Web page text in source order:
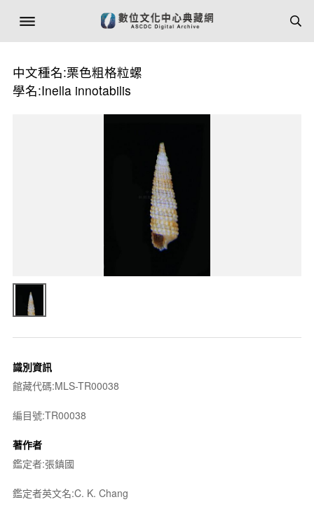
中文種名:栗色粗格粒螺
學名:Inella innotabilis
識別資訊
館藏代碼:MLS-TR00038
編目號:TR00038
著作者
鑑定者:張鎮國
鑑定者英文名:C. K. Chang